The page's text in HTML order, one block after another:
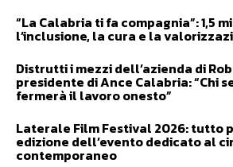
“La Calabria ti fa compagnia”: 1,5
l’inclusione, la cura e la
Distrutti i mezzi dell’azienda di
presidente di Ance Calabria: “Chi
fermerà il lavoro onesto”
Laterale Film Festival 2026: tutto
edizione dell’evento dedicato al
contemporaneo